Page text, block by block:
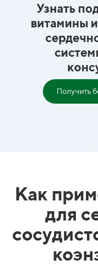
Узнать
витамины
Получить
Как
для